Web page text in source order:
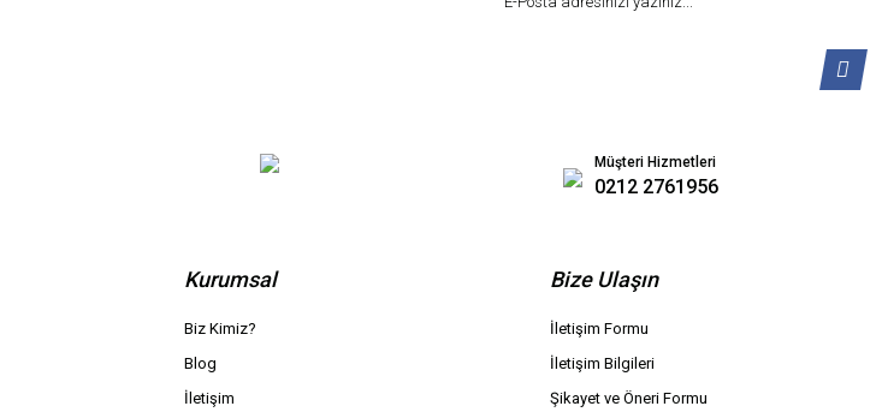
Müşteri Hizmetleri
0212 2761956
Kurumsal
Biz Kimiz?
Blog
İletişim
Bize Ulaşın
İletişim Formu
İletişim Bilgileri
Şikayet ve Öneri Formu